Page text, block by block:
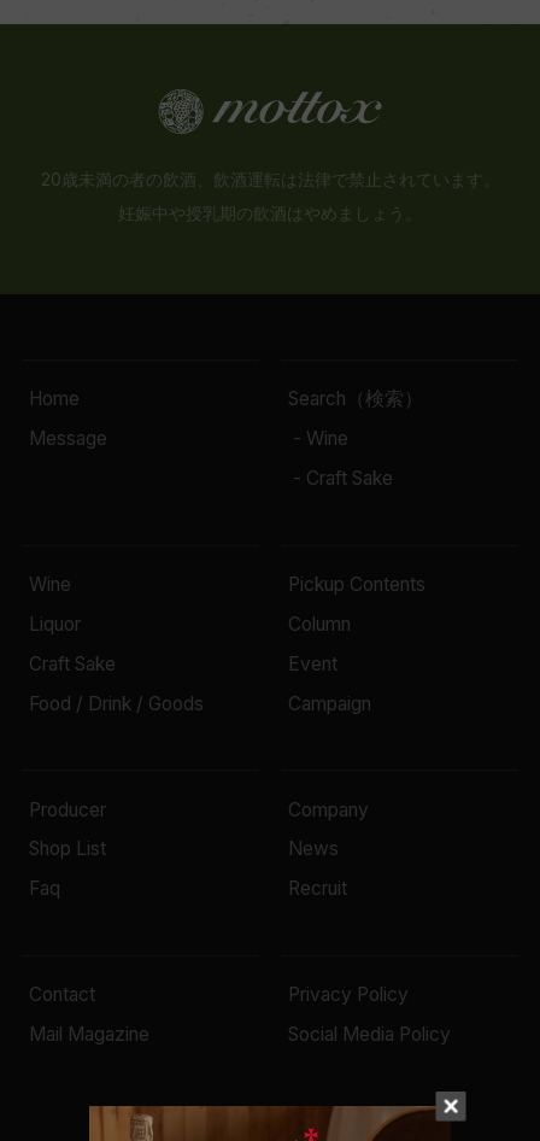
20歳未満の者の飲酒、飲酒運転は法律で禁止されています。
妊娠中や授乳期の飲酒はやめましょう。
Home
Message
Search（検索）
- Wine
- Craft Sake
Wine
Liquor
Craft Sake
Food / Drink / Goods
Pickup Contents
Column
Event
Campaign
Producer
Shop List
Faq
Company
News
Recruit
Contact
Mail Magazine
Privacy Policy
Social Media Policy